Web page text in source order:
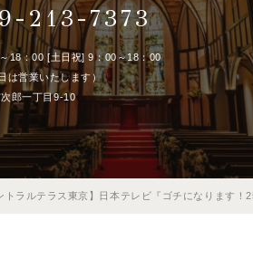
213-7373
18：00 [土日祝] 9：00～18：00
は営業いたします）
郎一丁目9-10
トラルテラス東京】日本テレビ『ゴチになります！